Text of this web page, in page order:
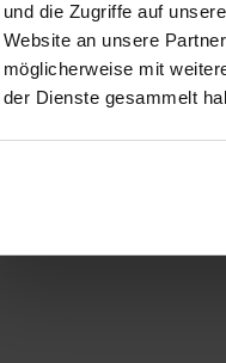
und die Zugriffe auf
Website an unsere
möglicherweise mit
der Dienste gesammelt